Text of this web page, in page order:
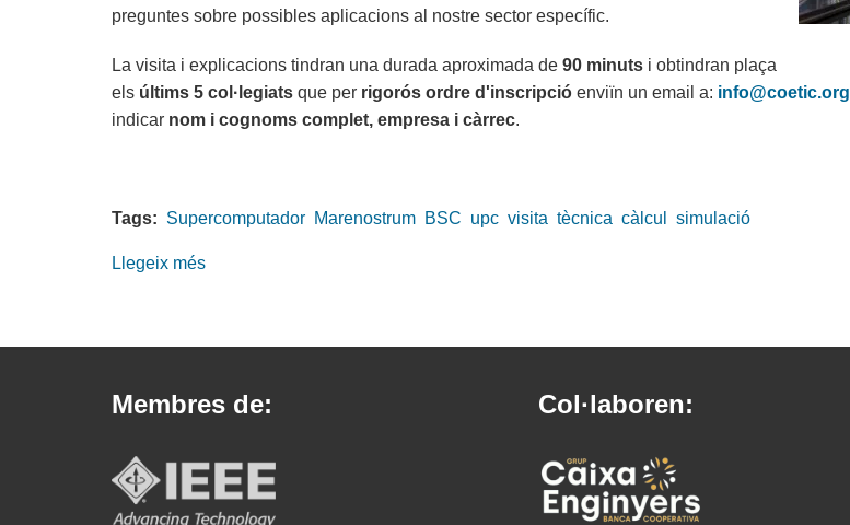
preguntes sobre possibles aplicacions al nostre sector específic.
La visita i explicacions tindran una durada aproximada de 90 minuts i obtindran plaça
els últims 5 col·legiats que per rigorós ordre d'inscripció enviïn un email a: info@coetic.org
indicar nom i cognoms complet, empresa i càrrec.
Tags: Supercomputador Marenostrum BSC upc visita tècnica càlcul simulació
Llegeix més
per
el
3
Membres de: Col·laboren: